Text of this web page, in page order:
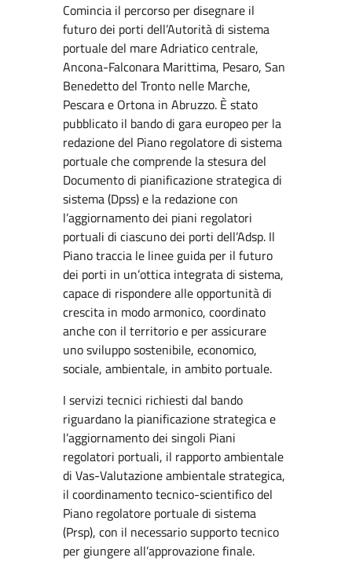
Comincia il percorso per disegnare il
futuro dei porti dell’Autorità di sistema
portuale del mare Adriatico centrale,
Ancona-Falconara Marittima, Pesaro, San
Benedetto del Tronto nelle Marche,
Pescara e Ortona in Abruzzo. È stato
pubblicato il bando di gara europeo per la
redazione del Piano regolatore di sistema
portuale che comprende la stesura del
Documento di pianificazione strategica di
sistema (Dpss) e la redazione con
l’aggiornamento dei piani regolatori
portuali di ciascuno dei porti dell’Adsp. Il
Piano traccia le linee guida per il futuro
dei porti in un’ottica integrata di sistema,
capace di rispondere alle opportunità di
crescita in modo armonico, coordinato
anche con il territorio e per assicurare
uno sviluppo sostenibile, economico,
sociale, ambientale, in ambito portuale.
I servizi tecnici richiesti dal bando
riguardano la pianificazione strategica e
l’aggiornamento dei singoli Piani
regolatori portuali, il rapporto ambientale
di Vas-Valutazione ambientale strategica,
il coordinamento tecnico-scientifico del
Piano regolatore portuale di sistema
(Prsp), con il necessario supporto tecnico
per giungere all’approvazione finale.